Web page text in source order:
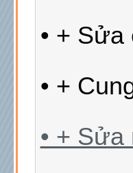
• +
• +
• + Sửa